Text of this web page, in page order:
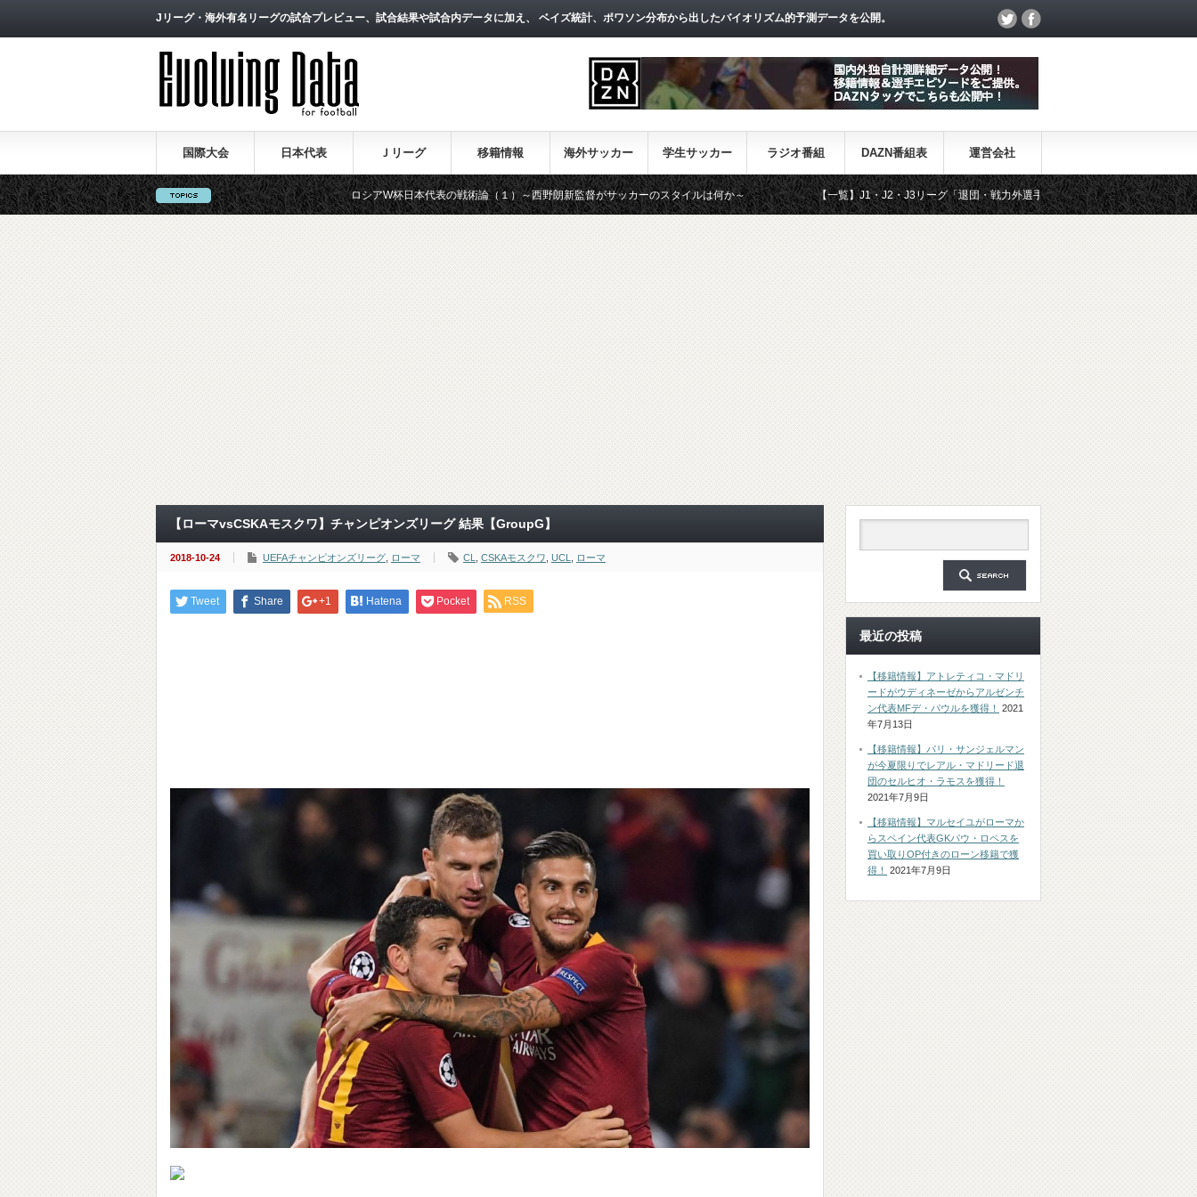
Jリーグ・海外有名リーグの試合プレビュー、試合結果や試合内データに加え、 ベイズ統計、ポワソン分布から出したバイオリズム的予測データを公開。
国際大会 日本代表 Ｊリーグ 移籍情報 海外サッカー 学生サッカー ラジオ番組 DAZN番組表 運営会社
ロシアW杯日本代表の戦術論（１）～西野朗新監督がサッカーのスタイルは何か～ 【一覧】J1・J2・J3リーグ「退団・戦力外選手＆新加入選手」 DAZN番組・日程表
【ローマvsCSKAモスクワ】チャンピオンズリーグ 結果【GroupG】
2018-10-24 UEFAチャンピオンズリーグ ローマ CL CSKAモスクワ UCL ローマ
Tweet Share +1 Hatena Pocket RSS
最近の投稿
【移籍情報】アトレティコ・マドリ
ードがウディネーゼからアルゼンチ
ン代表MFデ・パウルを獲得！
2021
年7月13日
【移籍情報】パリ・サンジェルマン
が今夏限りでレアル・マドリード退
団のセルヒオ・ラモスを獲得！
2021年7月9日
【移籍情報】マルセイユがローマか
らスペイン代表GKパウ・ロペスを
買い取りOP付きのローン移籍で獲
得！
2021年7月9日